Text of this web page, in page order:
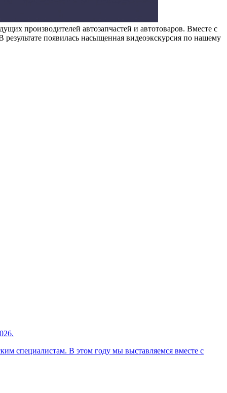
производителей автозапчастей и автотоваров. Вместе с
появилась насыщенная видеоэкскурсия по нашему
специалистам. В этом году мы выставляемся вместе с